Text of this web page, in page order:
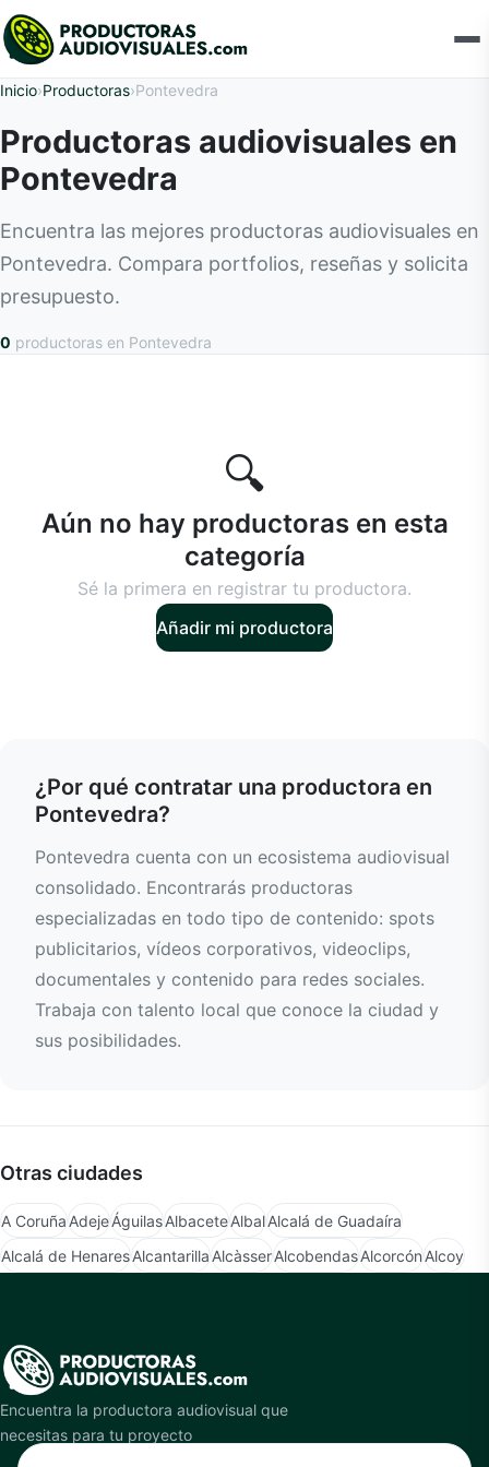
Inicio›Productoras›Pontevedra
Productoras audiovisuales en
Pontevedra
Encuentra las mejores productoras audiovisuales en
Pontevedra. Compara portfolios, reseñas y solicita
presupuesto.
0 productoras en Pontevedra
🔍
Aún no hay productoras en esta
categoría
Sé la primera en registrar tu productora.
Añadir mi productora
¿Por qué contratar una productora en
Pontevedra?
Pontevedra cuenta con un ecosistema audiovisual
consolidado. Encontrarás productoras
especializadas en todo tipo de contenido: spots
publicitarios, vídeos corporativos, videoclips,
documentales y contenido para redes sociales.
Trabaja con talento local que conoce la ciudad y
sus posibilidades.
Otras ciudades
A CoruñaAdejeÁguilasAlbaceteAlbalAlcalá de Guadaíra
Alcalá de HenaresAlcantarillaAlcàsserAlcobendasAlcorcónAlcoy
Encuentra la productora audiovisual que
necesitas para tu proyecto